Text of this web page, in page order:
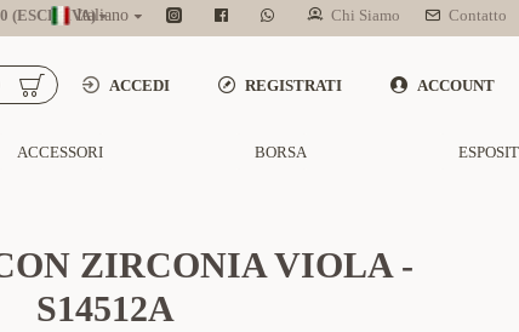
(ESCL. IVA)Italiano Chi Siamo Contatto
ACCEDI REGISTRATI ACCOUNT
ACCESSORI BORSA
ZIRCONIA VIOLA -
S14512A